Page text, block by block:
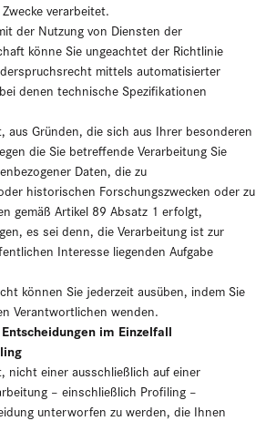
verarbeitet.
der Nutzung von Diensten der
könne Sie ungeachtet der Richtlinie
mittels automatisierter
denen technische Spezifikationen
aus Gründen, die sich aus Ihrer besonderen
die Sie betreffende Verarbeitung Sie
Daten, die zu
historischen Forschungszwecken oder zu
gemäß Artikel 89 Absatz 1 erfolgt,
es sei denn, die Verarbeitung ist zur
Interesse liegenden Aufgabe
können Sie jederzeit ausüben, indem Sie
Verantwortlichen wenden.
im Einzelfall
nicht einer ausschließlich auf einer
– einschließlich Profiling –
unterworfen zu werden, die Ihnen